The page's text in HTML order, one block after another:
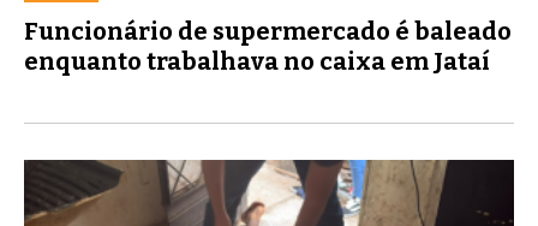
Funcionário de supermercado é baleado
enquanto trabalhava no caixa em Jataí